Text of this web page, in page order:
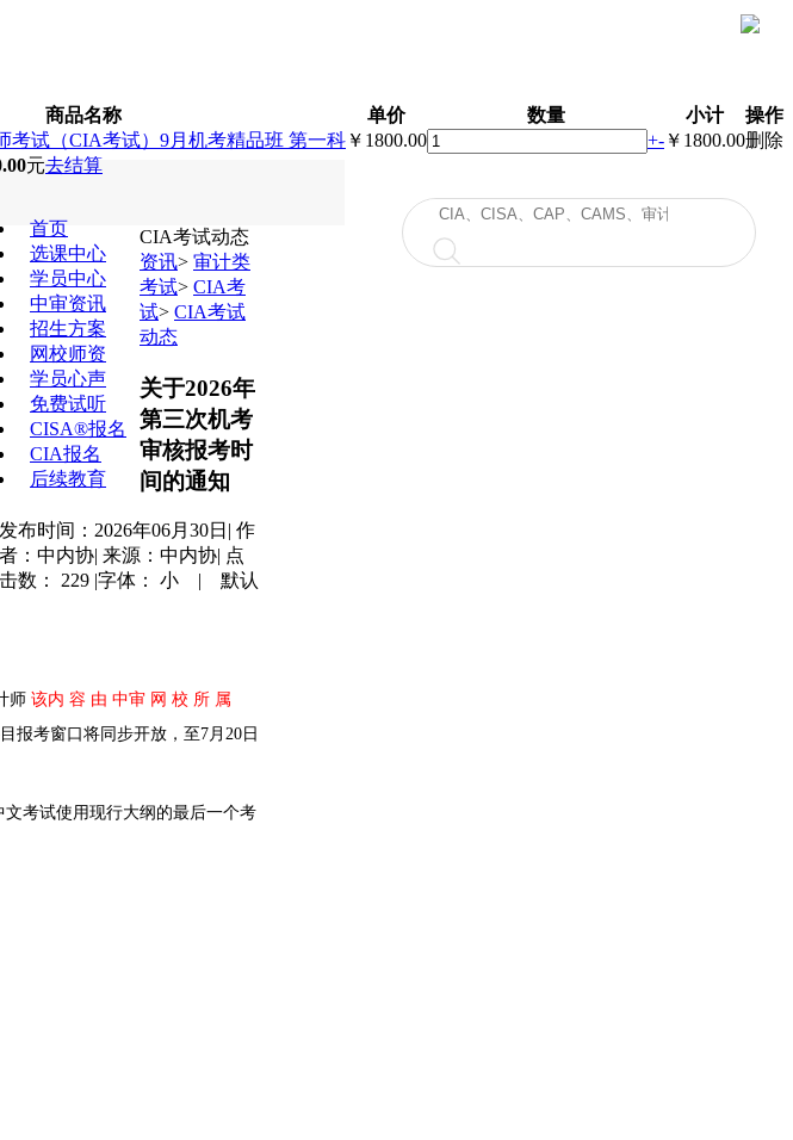
商品名称
单价 数量 小计
操作
考试（CIA考试）9月机考精品班 第一科 ￥1800.00 +- ￥1800.00删除
元去结算
首页
选课中心
学员中心
中审资讯
招生方案
网校师资
学员心声
免费试听
CISA®报名
CIA报名
后续教育
CIA考试动态
资讯> 审计类
考试> CIA考
试> CIA考试
动态
关于2026年
第三次机考
审核报考时
间的通知
发布时间：2026年06月30日 | 作
者：中内协| 来源：中内协| 点
击数： 229 |字体： 小 | 默认
师 该内 容 由 中审 网 校 所 属
报考窗口将同步开放，至7月20日
文考试使用现行大纲的最后一个考